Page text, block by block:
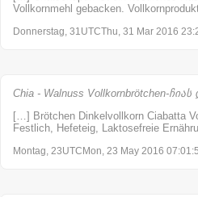
Vollkornmehl gebacken.
Donnerstag, 31UTCThu, 31 Mar 2016
Chia - Walnuss Vollkornbrötchen-
[…] Brötchen Dinkelvollkorn Ciabatta
Festlich, Hefeteig, Laktosefreie
Montag, 23UTCMon, 23 May 2016